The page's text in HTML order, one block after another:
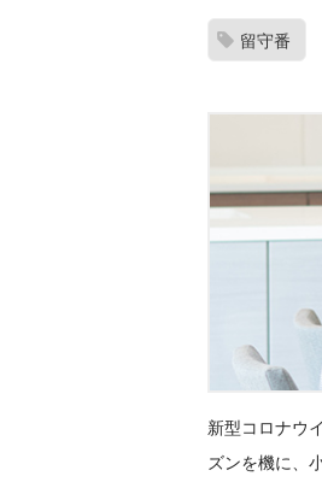
留守番
新型コロナウ
ズンを機に、